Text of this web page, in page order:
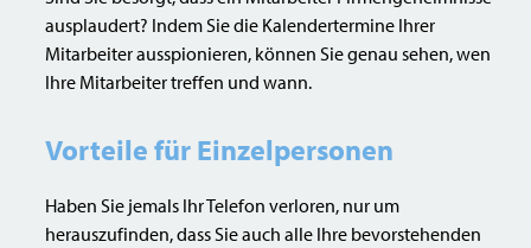
ausplaudert? Indem Sie die Kalendertermine Ihrer
Mitarbeiter ausspionieren, können Sie genau sehen, wen
Ihre Mitarbeiter treffen und wann.
Vorteile für Einzelpersonen
Haben Sie jemals Ihr Telefon verloren, nur um
herauszufinden, dass Sie auch alle Ihre bevorstehenden